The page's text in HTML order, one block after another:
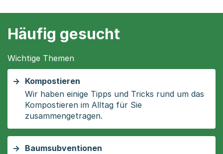
Häufig gesucht
Wichtige Themen
Kompostieren
Wir haben einige Tipps und Tricks rund um das
Kompostieren im Alltag für Sie
zusammengetragen.
Baumsubventionen